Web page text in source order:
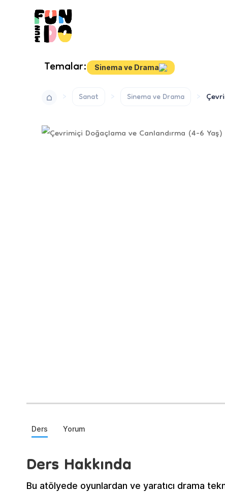
Temalar: Sinema ve Drama
Sanat
Sinema ve Drama
Ders Yorum
Ders Hakkında
Bu atölyede oyunlardan ve yaratıcı drama